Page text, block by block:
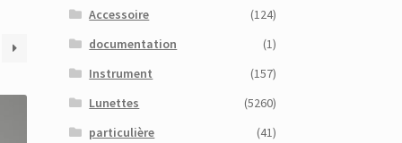
Accessoire
(124)
documentation
(1)
Instrument
(157)
Lunettes
(5260)
particulière
(41)